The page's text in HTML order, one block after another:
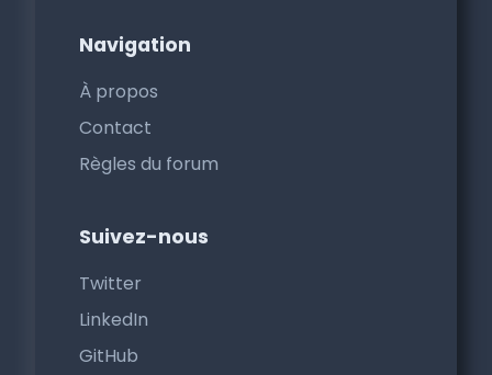
Navigation
À propos
Contact
Règles du forum
Suivez-nous
Twitter
LinkedIn
GitHub